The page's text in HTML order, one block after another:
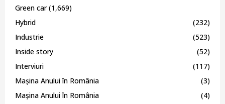
Green car(1,669)
Hybrid
(232)
Industrie
(523)
Inside story
(52)
Interviuri
(117)
Mașina Anului în România
(3)
Mașina Anului în România
(4)